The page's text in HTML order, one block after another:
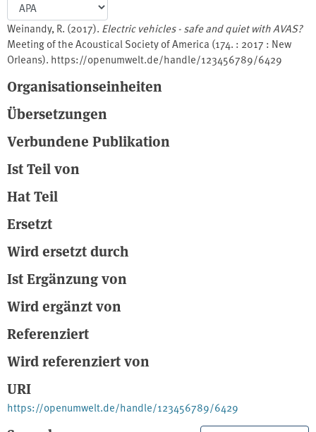
Weinandy, R. (2017). Electric vehicles - safe and quiet with AVAS?
Meeting of the Acoustical Society of America (174. : 2017 : New
Orleans). https://openumwelt.de/handle/123456789/6429
Organisationseinheiten
Übersetzungen
Verbundene Publikation
Ist Teil von
Hat Teil
Ersetzt
Wird ersetzt durch
Ist Ergänzung von
Wird ergänzt von
Referenziert
Wird referenziert von
URI
https://openumwelt.de/handle/123456789/6429